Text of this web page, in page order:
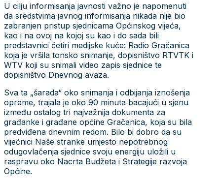
U cilju informisanja javnosti važno je napomenuti
da sredstvima javnog informisanja nikada nije bio
zabranjen pristup sjednicama Općinskog vijeća,
kao i na ovoj na kojoj su kao i do sada bili
predstavnici četiri medijske kuće: Radio Gračanica
koja je vršila tonsko snimanje, dopisništvo RTVTK i
WTV koji su snimali video zapis sjednice te
dopisništvo Dnevnog avaza.
Sva ta „šarada“ oko snimanja i odbijanja iznošenja
opreme, trajala je oko 90 minuta bacajući u sjenu
između ostalog tri najvažnija dokumenta za
građanke i građane općine Gračanica, koja su bila
predviđena dnevnim redom. Bilo bi dobro da su
vijećnici Naše stranke umjesto nepotrebnog
odugovlačenja sjednice svoju energiju uložili u
raspravu oko Nacrta Budžeta i Strategije razvoja
Općine.